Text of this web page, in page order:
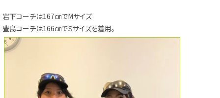
岩下コーチは167㎝でMサイズ
豊島コーチは166㎝でＳサイズを着用。